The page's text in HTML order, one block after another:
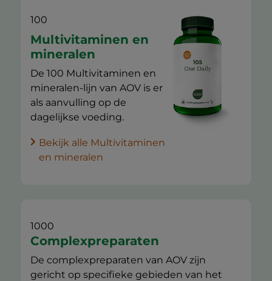
100
Multivitaminen en
mineralen
De 100 Multivitaminen en
mineralen-lijn van AOV is er
als aanvulling op de
dagelijkse voeding.
Bekijk alle Multivitaminen
en mineralen
1000
Complexpreparaten
De complexpreparaten van AOV zijn
gericht op specifieke gebieden van het